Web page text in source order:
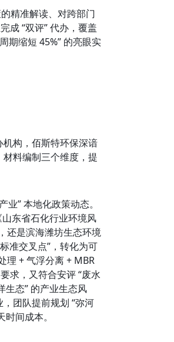
精准解读、对跨部门
成 “双评” 代办，覆盖
期缩短 45%” 的亮眼实
构，佰斯特环保深谙
料编制三个维度，提
” 本地化政策动态。
东省石化行业环境风
还是滨海潍坊生态环境
准交叉点”，转化为可
理 + 气浮分离 + MBR
求，又符合安评 “废水
生态” 的产业生态风
团队提前规划 “弥河
间成本。